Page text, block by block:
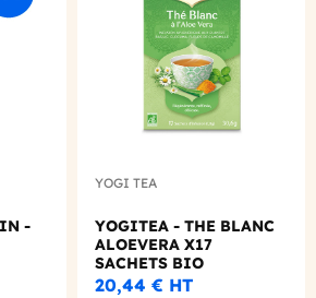
-
YOGI TEA
YOGITEA - THE BLANC
ALOEVERA X17
SACHETS BIO
20,44 € HT